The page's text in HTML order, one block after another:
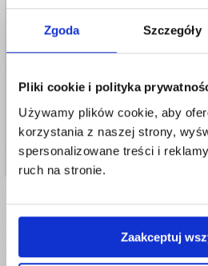
Zgoda Szczegóły
Pliki cookie i polityka
Używamy plików cookie, aby
korzystania z naszej strony,
spersonalizowane treści i
ruch na stronie.
Zaakceptuj
normalnym trybie w godzinach
Nowego Roku!
Zespół Przesyłarka.pl.